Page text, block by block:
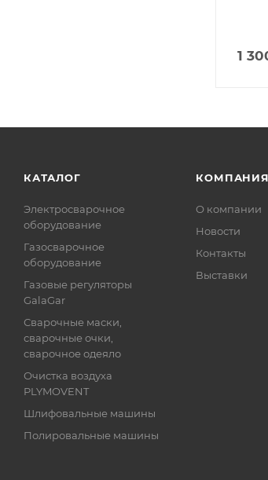
1
КАТАЛОГ
Электросварочное
оборудование
Газосварочное
оборудование
Газовые регуляторы
GalaGar
Сварочные маски,
сварочные очки,
сварочное одеяло
Очистка воздуха
PLYMOVENT
Шлифовальные машины
Полировальные машины
КОМПАНИЯ
О компании
Новости
Контакты
Выставки